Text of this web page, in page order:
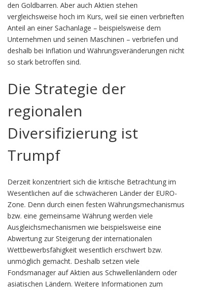
den Goldbarren. Aber auch Aktien stehen
vergleichsweise hoch im Kurs, weil sie einen verbrieften
Anteil an einer Sachanlage – beispielsweise dem
Unternehmen und seinen Maschinen – verbriefen und
deshalb bei Inflation und Währungsveränderungen nicht
so stark betroffen sind.
Die Strategie der
regionalen
Diversifizierung ist
Trumpf
Derzeit konzentriert sich die kritische Betrachtung im
Wesentlichen auf die schwächeren Länder der EURO-
Zone. Denn durch einen festen Währungsmechanismus
bzw. eine gemeinsame Währung werden viele
Ausgleichsmechanismen wie beispielsweise eine
Abwertung zur Steigerung der internationalen
Wettbewerbsfähigkeit wesentlich erschwert bzw.
unmöglich gemacht. Deshalb setzen viele
Fondsmanager auf Aktien aus Schwellenländern oder
asiatischen Ländern. Weitere Informationen zum